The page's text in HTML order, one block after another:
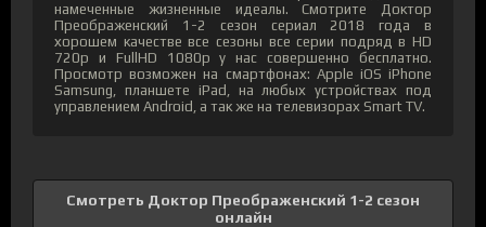
намеченные жизненные идеалы. Смотрите Доктор
Преображенский 1-2 сезон сериал 2018 года в
хорошем качестве все сезоны все серии подряд в HD
720p и FullHD 1080p у нас совершенно бесплатно.
Просмотр возможен на смартфонах: Apple iOS iPhone
Samsung, планшете iPad, на любых устройствах под
управлением Android, а так же на телевизорах Smart TV.
Смотреть Доктор Преображенский 1-2 сезон
онлайн